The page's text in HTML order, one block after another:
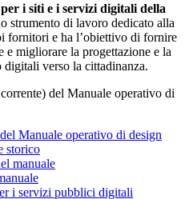
i siti e i servizi digitali della
strumento di lavoro dedicato alla
fornitori e ha l’obiettivo di fornire
migliorare la progettazione e la
verso la cittadinanza.
del Manuale operativo di
Manuale operativo di design
storico
manuale
i servizi pubblici digitali